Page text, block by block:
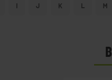
I J K L M
B